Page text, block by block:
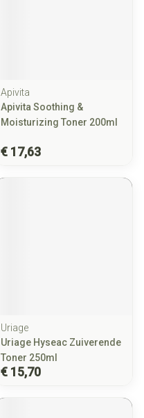
Apivita
Apivita Soothing &
Moisturizing Toner 200ml
€ 17,63
Uriage
Uriage Hyseac Zuiverende
Toner 250ml
€ 15,70